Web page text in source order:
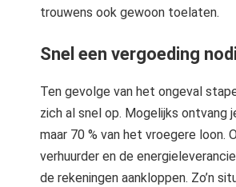
trouwens ook gewoon toelaten.
Snel een vergoeding
Ten gevolge van het ongeval
zich al snel op. Mogelijks ontvang
maar 70 % van het vroegere loon.
verhuurder en de
de rekeningen aankloppen. Zo’n